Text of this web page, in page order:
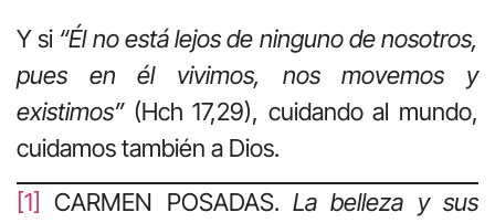
Y si “Él no está lejos de ninguno de nosotros,
pues en él vivimos, nos movemos y
existimos” (Hch 17,29), cuidando al mundo,
cuidamos también a Dios.
[1] CARMEN POSADAS. La belleza y sus